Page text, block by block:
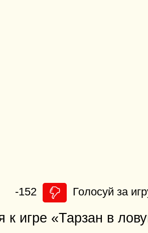
-152 Голосуй за
к игре «Тарзан в